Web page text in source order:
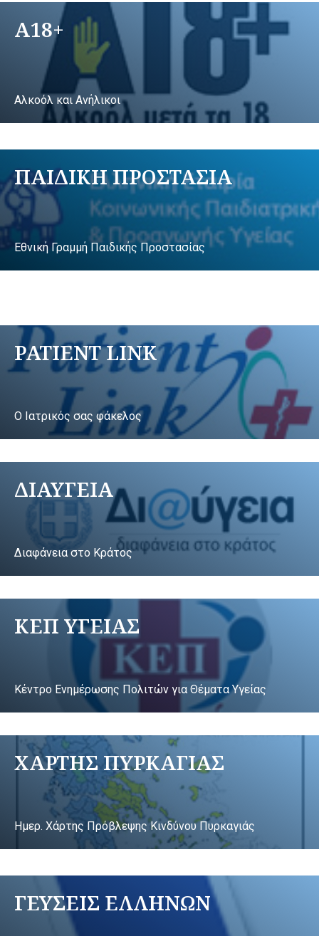
A18+
Αλκοόλ και Ανήλικοι
ΠΑΙΔΙΚΗ ΠΡΟΣΤΑΣΙΑ
Εθνική Γραμμή Παιδικής Προστασίας
PATIENT LINK
Ο Ιατρικός σας φάκελος
ΔΙΑΥΓΕΙΑ
Διαφάνεια στο Κράτος
ΚΕΠ ΥΓΕΙΑΣ
Κέντρο Ενημέρωσης Πολιτών για Θέματα Υγείας
ΧΑΡΤΗΣ ΠΥΡΚΑΓΙΑΣ
Ημερ. Χάρτης Πρόβλεψης Κινδύνου Πυρκαγιάς
ΓΕΥΣΕΙΣ ΕΛΛΗΝΩΝ